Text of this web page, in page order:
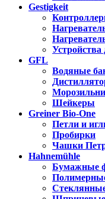
Gestigkeit
Устройства
GFL
Водяные
Шейкеры
Greiner Bio-One
Петли и
Пробирки
Чашки
Hahnemühle
Бумажные